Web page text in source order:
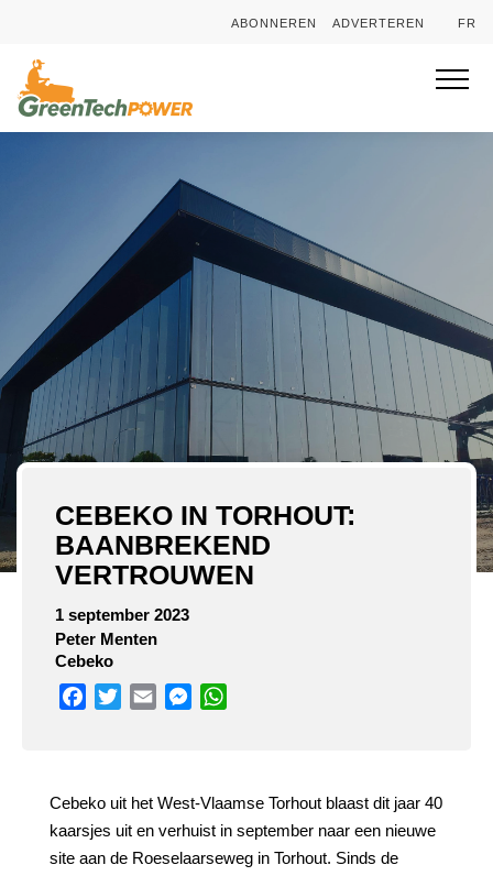
ABONNEREN ADVERTEREN FR
CEBEKO IN TORHOUT:
BAANBREKEND
VERTROUWEN
1 september 2023
Peter Menten
Cebeko
Facebook
TwitterEmail Messenger
Cebeko uit het West-Vlaamse Torhout blaast dit jaar 40
kaarsjes uit en verhuist in september naar een nieuwe
site aan de Roeselaarseweg in Torhout. Sinds de